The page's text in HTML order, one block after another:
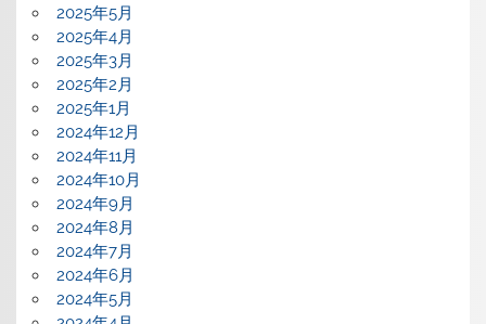
2025年5月
2025年4月
2025年3月
2025年2月
2025年1月
2024年12月
2024年11月
2024年10月
2024年9月
2024年8月
2024年7月
2024年6月
2024年5月